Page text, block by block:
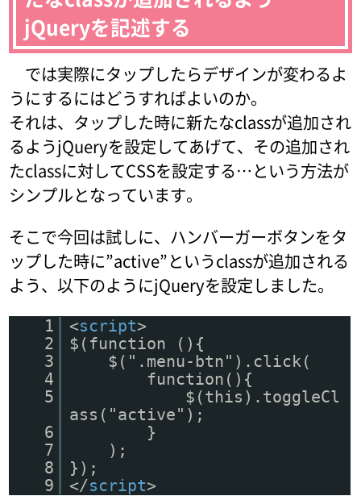
jQueryを記述する
では実際にタップしたらデザインが変わるよ
うにするにはどうすればよいのか。
それは、タップした時に新たなclassが追加され
るようjQueryを設定してあげて、その追加され
たclassに対してCSSを設定する…という方法が
シンプルとなっています。
そこで今回は試しに、ハンバーガーボタンをタ
ップした時に”active”というclassが追加される
よう、以下のようにjQueryを設定しました。
1 <script>
2
$(function (){
3
$(".menu-btn").click(
4
function(){
5
$(this).toggleCl
ass("active");
6
}
7
);
8
});
9
</script>